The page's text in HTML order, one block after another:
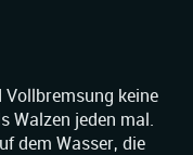
Vollbremsung keine
Walzen jeden mal.
dem Wasser, die